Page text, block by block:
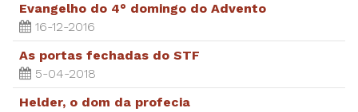
Evangelho do 4° domingo do Advento
16-12-2016
As portas fechadas do STF
5-04-2018
Helder, o dom da profecia